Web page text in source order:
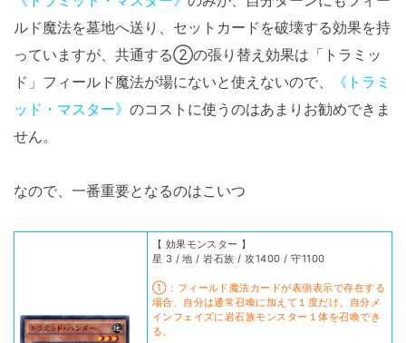
ルド魔法を墓地へ送り、セットカードを破壊する効果を持
っていますが、共通する②の張り替え効果は「トラミッ
ド」フィールド魔法が場にないと使えないので、
《トラミ
ッド・マスター》 のコストに使うのはあまりお勧めできま
せん。
なので、一番重要となるのはこいつ
【 効果モンスター 】
星 3 / 地 / 岩石族 / 攻1400 / 守1100
①：フィールド魔法カードが表側表示で存在する
場合、自分は通常召喚に加えて１度だけ、自分メ
インフェイズに岩石族モンスター１体を召喚でき
る。